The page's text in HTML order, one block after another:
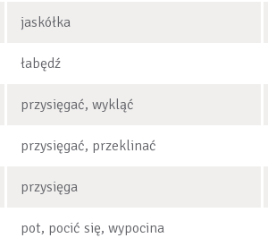
jaskółka
łabędź
przysięgać, wykląć
przysięgać, przeklinać
przysięga
pot, pocić się, wypocina